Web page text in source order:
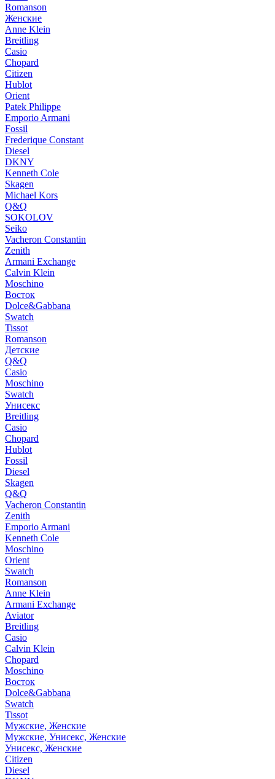
Romanson
Женские
Anne Klein
Breitling
Casio
Chopard
Citizen
Hublot
Orient
Patek Philippe
Emporio Armani
Fossil
Frederique Constant
Diesel
DKNY
Kenneth Cole
Skagen
Michael Kors
Q&Q
SOKOLOV
Seiko
Vacheron Constantin
Zenith
Armani Exchange
Calvin Klein
Moschino
Восток
Dolce&Gabbana
Swatch
Tissot
Romanson
Детские
Q&Q
Casio
Moschino
Swatch
Унисекс
Breitling
Casio
Chopard
Hublot
Fossil
Diesel
Skagen
Q&Q
Vacheron Constantin
Zenith
Emporio Armani
Kenneth Cole
Moschino
Orient
Swatch
Romanson
Anne Klein
Armani Exchange
Aviator
Breitling
Casio
Calvin Klein
Chopard
Moschino
Восток
Dolce&Gabbana
Swatch
Tissot
Мужские, Женские
Мужские, Унисекс, Женские
Унисекс, Женские
Citizen
Diesel